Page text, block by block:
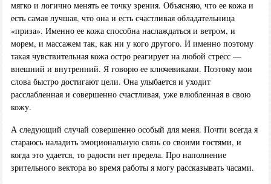
мягко и логично менять ее точку зрения. Объясняю, что ее кожа и
есть самая лучшая, что она и есть счастливая обладательница
«приза». Именно ее кожа способна наслаждаться и ветром, и
морем, и массажем так, как ни у кого другого. И именно поэтому
такая чувствительная кожа остро реагирует на любой стресс —
внешний и внутренний. Я говорю ее ключевиками. Поэтому мои
слова быстро достигают цели. Она улыбается и уходит
расслабленная и совершенно счастливая, уже влюбленная в свою
кожу.
А следующий случай совершенно особый для меня. Почти всегда я
стараюсь наладить эмоциональную связь со своими гостями, и
когда это удается, то радости нет предела. Про наполнение
зрительного вектора во время работы я могу рассказывать часами.